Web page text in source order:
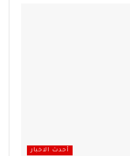
أحدث الاخبار